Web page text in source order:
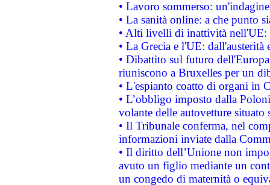
• Lavoro sommerso:
• La sanità online: a che punto
• Alti livelli di inattività nell'UE:
• La Grecia e l'UE: dall'austerità
• Dibattito sul futuro
riuniscono a Bruxelles per un
• L'espianto coatto di organi in
• L’obbligo imposto dalla
volante delle autovetture
• Il Tribunale conferma, nel
informazioni inviate dalla
• Il diritto dell’Unione non
avuto un figlio mediante un
un congedo di maternità o